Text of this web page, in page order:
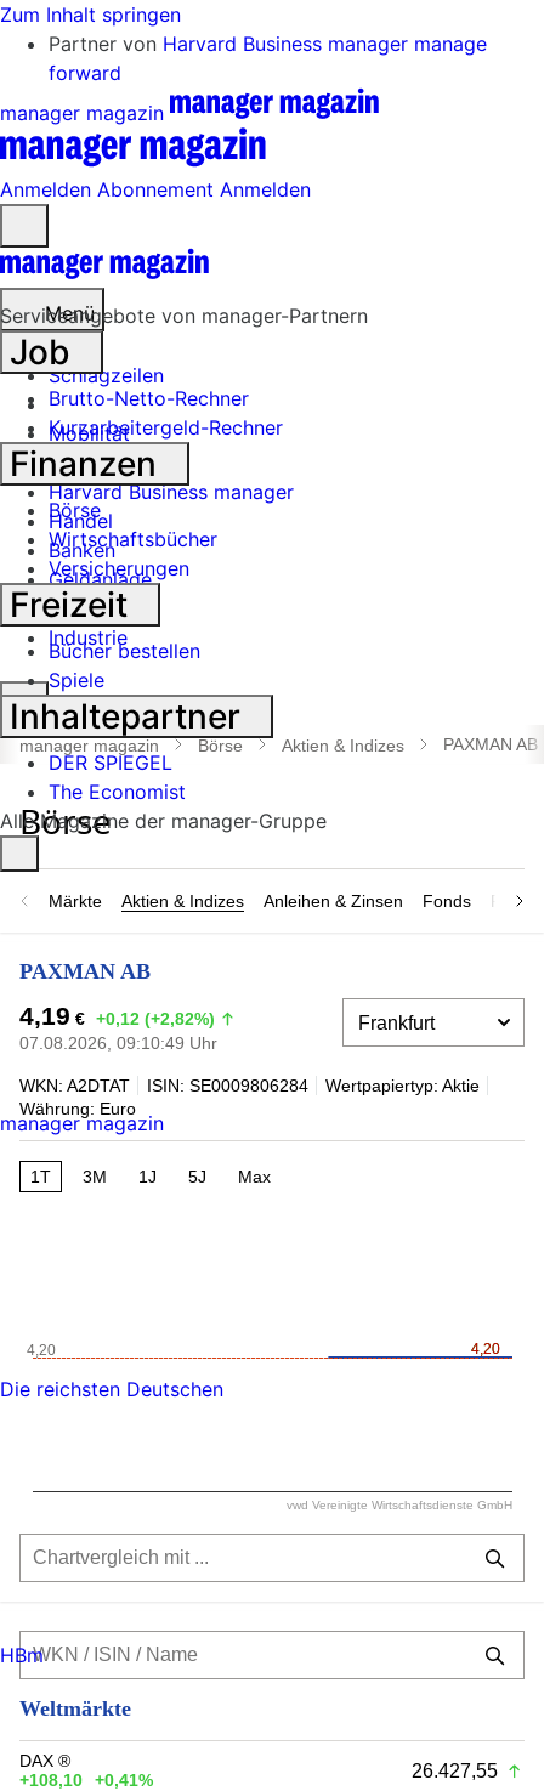
Zum Inhalt springen
Partner von Harvard Business manager manage
forward
manager magazin
Anmelden Abonnement Anmelden
öffnen
Menü
Schlagzeilen
Mobilität
Tech
Harvard Business manager
Handel
Banken
Geldanlage
Börse
Industrie
Suche
öffnen
manager magazin Börse Aktien & Indizes PAXMAN AB
Märkte Aktien & Indizes Anleihen & Zinsen Fonds
PAXMAN AB
4,19 € +0,12 (+2,82%)
07.08.2026, 09:10:49 Uhr
WKN: A2DTAT ISIN: SE0009806284
Wertpapiertyp: Aktie
Währung: Euro
1T 3M 1J 5J Max
4,20
4,20
4,20
vwd Vereinigte Wirtschaftsdienste GmbH
Weltmärkte
DAX ®
+108,10
+0,41% 26.427,55
Serviceangebote von manager-Partnern
Job
Brutto-Netto-Rechner
Kurzarbeitergeld-Rechner
Finanzen
Börse
Wirtschaftsbücher
Versicherungen
Freizeit
Bücher bestellen
Spiele
Inhaltepartner
DER SPIEGEL
The Economist
Alle Magazine der manager-Gruppe
manager magazin
Die reichsten Deutschen
HBm